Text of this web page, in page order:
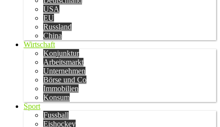
USA
EU
Russland
China
Wirtschaft
Konjunktur
Arbeitsmarkt
Unternehmen
Börse und Co
Immobilien
Konsum
Sport
Fussball
Eishockey